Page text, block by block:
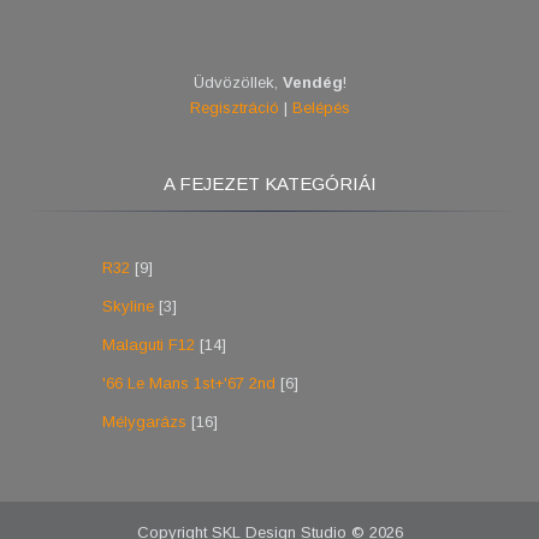
Üdvözöllek Vendég!
Regisztráció | Belépés
A FEJEZET KATEGÓRIÁI
R32 [9]
Skyline [3]
Malaguti F12 [14]
'66 Le Mans 1st+'67 2nd [6]
Mélygarázs [16]
Copyright SKL Design Studio © 2026